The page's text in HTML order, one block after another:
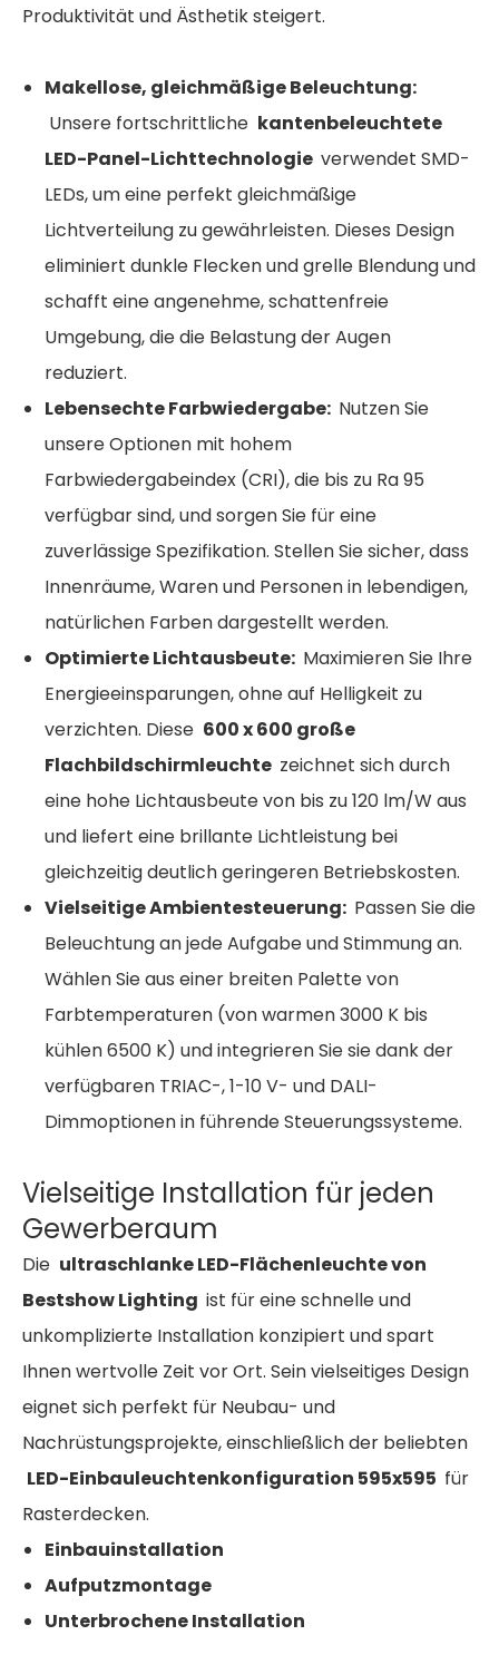
Produktivität und Ästhetik steigert.
Makellose, gleichmäßige Beleuchtung:
Unsere fortschrittliche kantenbeleuchtete
LED-Panel-Lichttechnologie verwendet SMD-
LEDs, um eine perfekt gleichmäßige
Lichtverteilung zu gewährleisten. Dieses Design
eliminiert dunkle Flecken und grelle Blendung und
schafft eine angenehme, schattenfreie
Umgebung, die die Belastung der Augen
reduziert.
Lebensechte Farbwiedergabe: Nutzen Sie
unsere Optionen mit hohem
Farbwiedergabeindex (CRI), die bis zu Ra 95
verfügbar sind, und sorgen Sie für eine
zuverlässige Spezifikation. Stellen Sie sicher, dass
Innenräume, Waren und Personen in lebendigen,
natürlichen Farben dargestellt werden.
Optimierte Lichtausbeute: Maximieren Sie Ihre
Energieeinsparungen, ohne auf Helligkeit zu
verzichten. Diese 600 x 600 große
Flachbildschirmleuchte zeichnet sich durch
eine hohe Lichtausbeute von bis zu 120 lm/W aus
und liefert eine brillante Lichtleistung bei
gleichzeitig deutlich geringeren Betriebskosten.
Vielseitige Ambientesteuerung: Passen Sie die
Beleuchtung an jede Aufgabe und Stimmung an.
Wählen Sie aus einer breiten Palette von
Farbtemperaturen (von warmen 3000 K bis
kühlen 6500 K) und integrieren Sie sie dank der
verfügbaren TRIAC-, 1-10 V- und DALI-
Dimmoptionen in führende Steuerungssysteme.
Vielseitige Installation für jeden
Gewerberaum
Die ultraschlanke LED-Flächenleuchte von
Bestshow Lighting ist für eine schnelle und
unkomplizierte Installation konzipiert und spart
Ihnen wertvolle Zeit vor Ort. Sein vielseitiges Design
eignet sich perfekt für Neubau- und
Nachrüstungsprojekte, einschließlich der beliebten
LED-Einbauleuchtenkonfiguration 595x595 für
Rasterdecken.
Einbauinstallation
Aufputzmontage
Unterbrochene Installation